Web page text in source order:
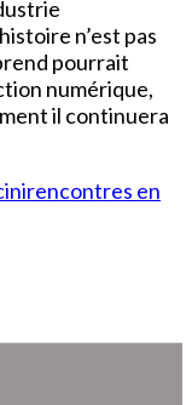
n’est pas
pourrait
numérique,
il continuera
rencontres en